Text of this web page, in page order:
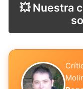
💥 Nuestra